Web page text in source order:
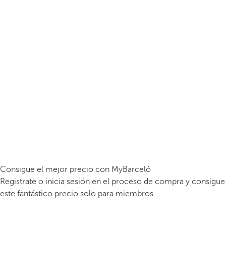
Consigue el mejor precio con MyBarceló
Registrate o inicia sesión en el proceso de compra y consigue
este fantástico precio solo para miembros.